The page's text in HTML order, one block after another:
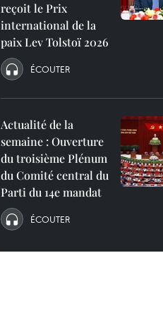
reçoit le Prix
international de la
paix Lev Tolstoï 2026
ÉCOUTER
Actualité de la
semaine : Ouverture
du troisième Plénum
du Comité central du
Parti du 14e mandat
ÉCOUTER